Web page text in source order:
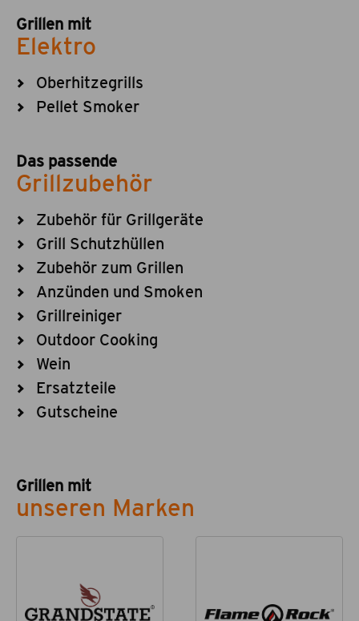
Grillen mit
Elektro
Oberhitzegrills
Pellet Smoker
Das passende
Grillzubehör
Zubehör für Grillgeräte
Grill Schutzhüllen
Zubehör zum Grillen
Anzünden und Smoken
Grillreiniger
Outdoor Cooking
Wein
Ersatzteile
Gutscheine
Grillen mit
unseren Marken